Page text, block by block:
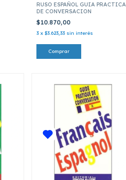
RUSO ESPAÑOL GUIA PRACTICA
DE CONVERSACION
$10.870,00
3 x $3.623,33 sin interés